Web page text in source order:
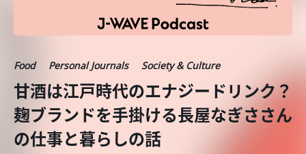
Food Personal Journals Society & Culture
甘酒は江戸時代のエナジードリンク？
麹ブランドを手掛ける長屋なぎささん
の仕事と暮らしの話